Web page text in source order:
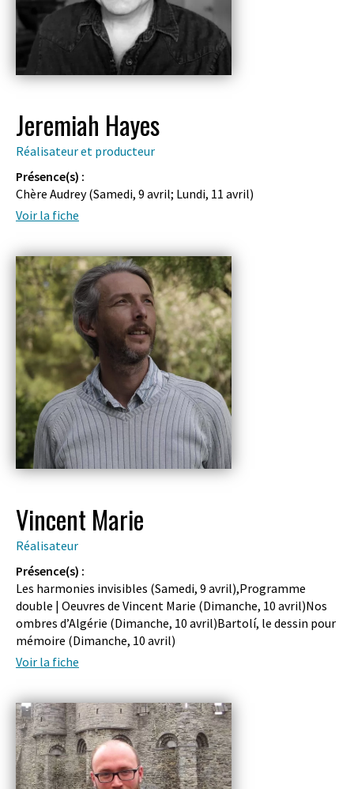
Jeremiah Hayes
Réalisateur et producteur
Présence(s) :
Chère Audrey (Samedi, 9 avril; Lundi, 11 avril)
Voir la fiche
Vincent Marie
Réalisateur
Présence(s) :
Les harmonies invisibles (Samedi, 9 avril),Programme
double | Oeuvres de Vincent Marie (Dimanche, 10 avril)Nos
ombres d’Algérie (Dimanche, 10 avril)Bartolí, le dessin pour
mémoire (Dimanche, 10 avril)
Voir la fiche